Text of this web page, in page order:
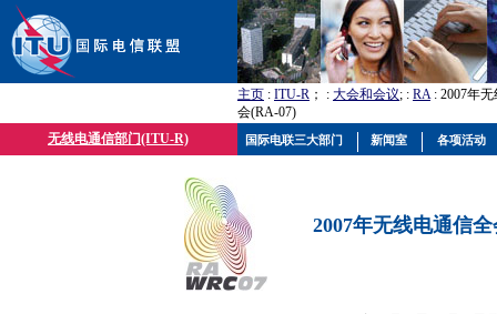
主页 : ITU-R ； : 大会和会议; : RA: 2007年
会(RA-07)
无线电通信部门(ITU-R)
2007年无线电通信
国际电联三大部门 新闻室 各项活动